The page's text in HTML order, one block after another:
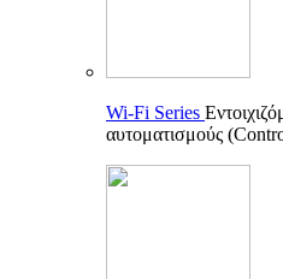
Wi-Fi Series
αυτοματισμούς